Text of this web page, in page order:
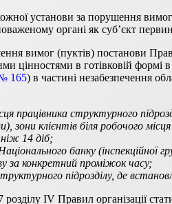
установи за порушення
органі як суб’єкт
вимог (пуктів) постанови
цінностями в готівковій
165) в частині незабезпечення
працівника структурного
зони клієнтів біля робочого
14 діб;
банку (інспекційної
за конкретний проміжок часу;
підрозділу, де
IV Правил організації